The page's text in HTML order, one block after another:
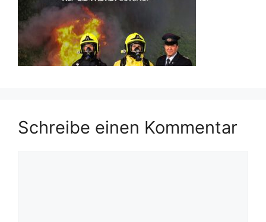
Schreibe einen Kommentar